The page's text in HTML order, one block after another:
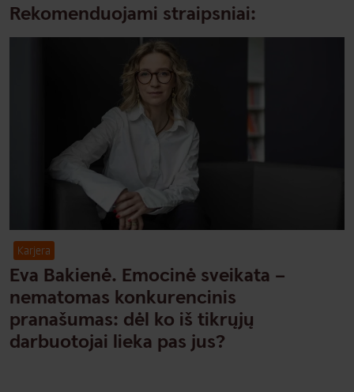
Rekomenduojami straipsniai:
Karjera
Eva Bakienė. Emocinė sveikata –
nematomas konkurencinis
pranašumas: dėl ko iš tikrųjų
darbuotojai lieka pas jus?